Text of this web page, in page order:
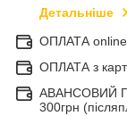
Детальніше
ОПЛАТА online
ОПЛАТА з
АВАНСОВИЙ
300грн